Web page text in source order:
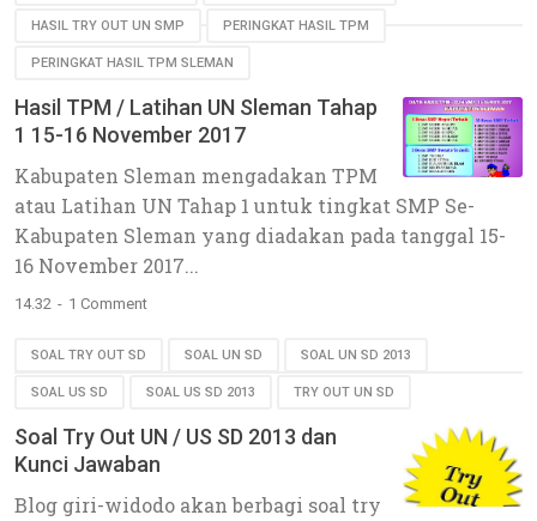
HASIL TRY OUT UN SMP PERINGKAT HASIL TPM
PERINGKAT HASIL TPM SLEMAN
Hasil TPM / Latihan UN Sleman Tahap
1 15-16 November 2017
Kabupaten Sleman mengadakan TPM
atau Latihan UN Tahap 1 untuk tingkat SMP Se-
Kabupaten Sleman yang diadakan pada tanggal 15-
16 November 2017...
14.32 1 Comment
SOAL TRY OUT SD SOAL UN SD SOAL UN SD 2013
SOAL US SD SOAL US SD 2013 TRY OUT UN SD
Soal Try Out UN / US SD 2013 dan
Kunci Jawaban
Blog giri-widodo akan berbagi soal try